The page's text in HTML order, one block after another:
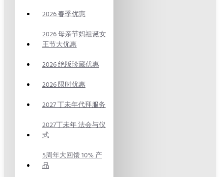
2026 春季优惠
2026 母亲节妈祖诞女
王节大优惠
2026 绝版珍藏优惠
2026 限时优惠
2027 丁未年代拜服务
2027丁未年 法会与仪
式
5周年大回馈 10% 产
品